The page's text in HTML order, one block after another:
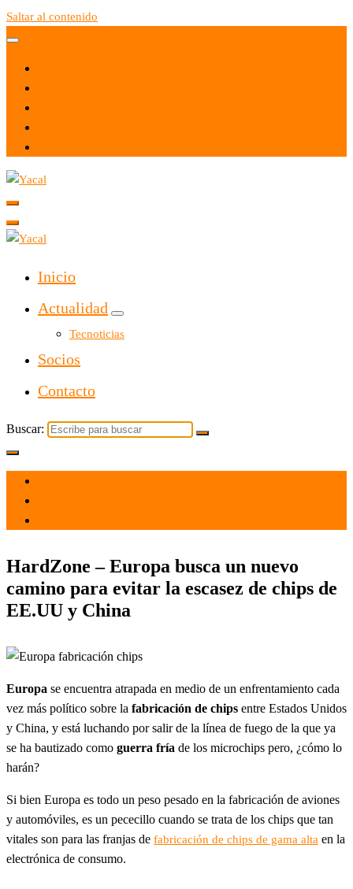
Saltar al contenido
Yacal micro hosting
Inicio
Actualidad
Tecnoticias
Socios
Contacto
Buscar:
HardZone – Europa busca un nuevo
camino para evitar la escasez de chips de
EE.UU y China
Europa se encuentra atrapada en medio de un enfrentamiento cada
vez más político sobre la fabricación de chips entre Estados Unidos
y China, y está luchando por salir de la línea de fuego de la que ya
se ha bautizado como guerra fría de los microchips pero, ¿cómo lo
harán?
Si bien Europa es todo un peso pesado en la fabricación de aviones
y automóviles, es un pececillo cuando se trata de los chips que tan
vitales son para las franjas de fabricación de chips de gama alta en la
electrónica de consumo.